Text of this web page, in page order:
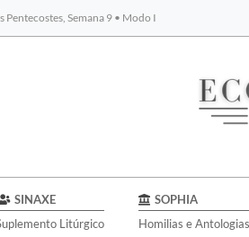
Semana 9 • Modo I
SINAXE
Litúrgico
SOPHIA
Homilias e